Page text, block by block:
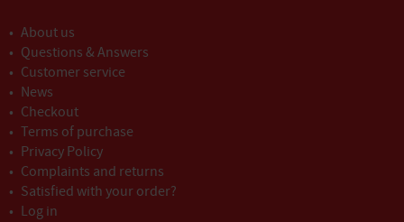
About us
Questions & Answers
Customer service
News
Checkout
Terms of purchase
Privacy Policy
Complaints and returns
Satisfied with your order?
Log in